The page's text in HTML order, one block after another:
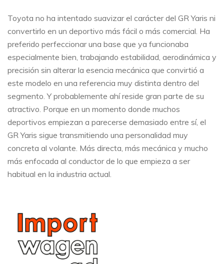
Toyota no ha intentado suavizar el carácter del GR Yaris ni
convertirlo en un deportivo más fácil o más comercial. Ha
preferido perfeccionar una base que ya funcionaba
especialmente bien, trabajando estabilidad, aerodinámica y
precisión sin alterar la esencia mecánica que convirtió a
este modelo en una referencia muy distinta dentro del
segmento. Y probablemente ahí reside gran parte de su
atractivo. Porque en un momento donde muchos
deportivos empiezan a parecerse demasiado entre sí, el
GR Yaris sigue transmitiendo una personalidad muy
concreta al volante. Más directa, más mecánica y mucho
más enfocada al conductor de lo que empieza a ser
habitual en la industria actual.